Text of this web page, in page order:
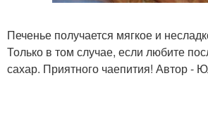
Печенье получается мягкое и
Только в том случае, если любите
сахар. Приятного чаепития! Автор -